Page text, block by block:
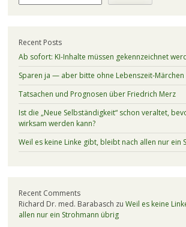
Recent Posts
Ab sofort: KI-Inhalte müssen gekennzeichnet
Sparen ja — aber bitte ohne Lebenszeit-Märchen
Tatsachen und Prognosen über Friedrich Merz
Ist die „Neue Selbständigkeit“ schon veraltet,
wirksam werden kann?
Weil es keine Linke gibt, bleibt nach allen nur ein
Recent Comments
Richard Dr. med. Barabasch zu Weil es keine
allen nur ein Strohmann übrig